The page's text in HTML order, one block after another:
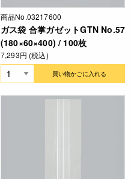
商品No.03217600
ガス袋 合掌ガゼットGTN No.57
(180×60×400) / 100枚
7,293円 (税込)
買い物かごに入れる